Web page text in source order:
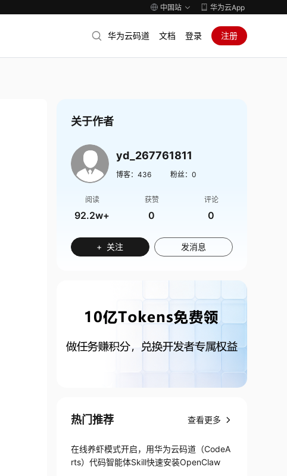
中国站 华为云App
华为云码道 文档 登录 注册
关于作者
yd_267761811
博客： 436 粉丝： 0
阅读
92.2w+
获赞
0
评论
0
+ 关注 发消息
热门推荐 查看更多
在线养虾模式开启，用华为云码道（CodeA
rts）代码智能体Skill快速安装OpenClaw